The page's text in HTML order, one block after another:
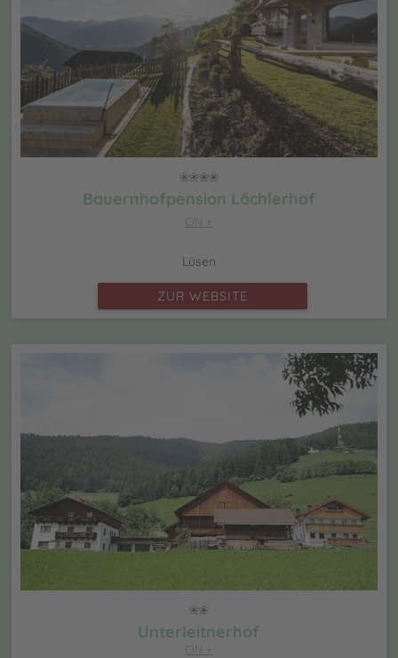
Bauernhofpension Löchlerhof
CIN +
Lüsen
ZUR WEBSITE
Unterleitnerhof
CIN +